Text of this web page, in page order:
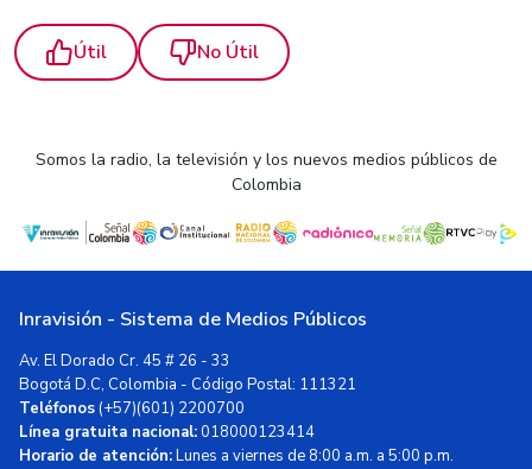
Útil No Útil
Somos la radio, la televisión y los nuevos medios públicos de
Colombia
Inravisión - Sistema de Medios Públicos
Av. El Dorado Cr. 45 # 26 - 33
Bogotá D.C, Colombia - Código Postal: 111321
Teléfonos(+57)(601) 2200700
Línea gratuita nacional:018000123414
Horario de atención:Lunes a viernes de 8:00 a.m. a 5:00 p.m.